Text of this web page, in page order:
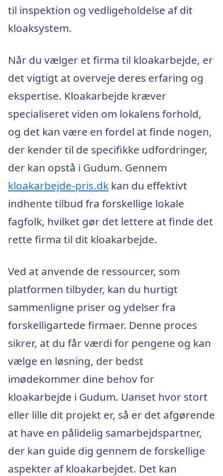
til inspektion og vedligeholdelse af dit
kloaksystem.
Når du vælger et firma til kloakarbejde, er
det vigtigt at overveje deres erfaring og
ekspertise. Kloakarbejde kræver
specialiseret viden om lokalens forhold,
og det kan være en fordel at finde nogen,
der kender til de specifikke udfordringer,
der kan opstå i Gudum. Gennem
kloakarbejde-pris.dk kan du effektivt
indhente tilbud fra forskellige lokale
fagfolk, hvilket gør det lettere at finde det
rette firma til dit kloakarbejde.
Ved at anvende de ressourcer, som
platformen tilbyder, kan du hurtigt
sammenligne priser og ydelser fra
forskelligartede firmaer. Denne proces
sikrer, at du får værdi for pengene og kan
vælge en løsning, der bedst
imødekommer dine behov for
kloakarbejde i Gudum. Uanset hvor stort
eller lille dit projekt er, så er det afgørende
at have en pålidelig samarbejdspartner,
der kan guide dig gennem de forskellige
aspekter af kloakarbejdet. Det kan